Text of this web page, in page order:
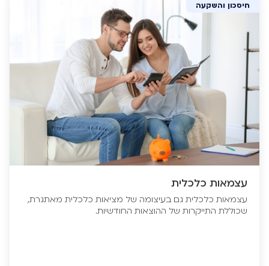
חיסכון והשקעה
עצמאות כלכלית
עצמאות כלכלית גם בעיצומה של מציאות כלכלית מאתגרת,
שכוללת התייקרות של ההוצאות החודשיות.